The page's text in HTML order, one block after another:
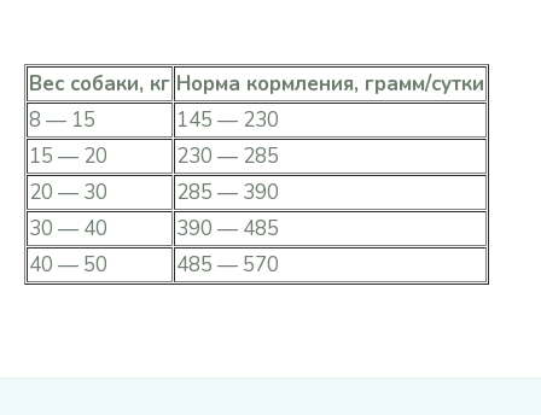
Вес собаки, кг Норма кормления, грамм/сутки
8 — 15
145 — 230
15 — 20
230 — 285
20 — 30
285 — 390
30 — 40
390 — 485
40 — 50
485 — 570